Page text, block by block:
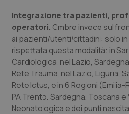
Integrazione tra pazienti,
operatori. Ombre invece sul
ai pazienti/utenti/cittadini: solo
rispettata questa modalità: in
Cardiologica, nel Lazio,
Rete Trauma, nel Lazio, Liguria,
Rete Ictus, e in 6 Regioni (Emilia-
PA Trento, Sardegna, Toscana
Neonatologica e dei punti
CookieScriptConsent